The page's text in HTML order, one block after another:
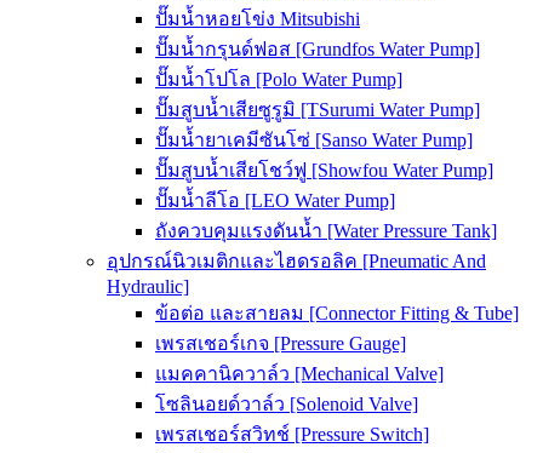
ปั๊มน้ำหอยโข่ง Mitsubishi
ปั๊มน้ำกรุนด์ฟอส [Grundfos Water Pump]
ปั๊มน้ำโปโล [Polo Water Pump]
ปั๊มสูบน้ำเสียซูรูมิ [TSurumi Water Pump]
ปั๊มน้ำยาเคมีซันโซ่ [Sanso Water Pump]
ปั๊มสูบน้ำเสียโชว์ฟู [Showfou Water Pump]
ปั๊มน้ำลีโอ [LEO Water Pump]
ถังควบคุมแรงดันน้ำ [Water Pressure Tank]
อุปกรณ์นิวเมติกและไฮดรอลิค [Pneumatic And
Hydraulic]
ข้อต่อ และสายลม [Connector Fitting & Tube]
เพรสเชอร์เกจ [Pressure Gauge]
แมคคานิควาล์ว [Mechanical Valve]
โซลินอยด์วาล์ว [Solenoid Valve]
เพรสเชอร์สวิทช์ [Pressure Switch]